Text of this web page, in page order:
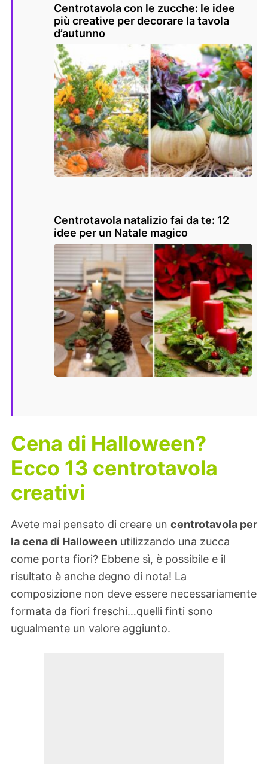
Centrotavola con le zucche: le idee
più creative per decorare la tavola
d’autunno
Centrotavola natalizio fai da te: 12
idee per un Natale magico
Cena di Halloween?
Ecco 13 centrotavola
creativi
Avete mai pensato di creare un centrotavola per
la cena di Halloween utilizzando una zucca
come porta fiori? Ebbene sì, è possibile e il
risultato è anche degno di nota! La
composizione non deve essere necessariamente
formata da fiori freschi…quelli finti sono
ugualmente un valore aggiunto.